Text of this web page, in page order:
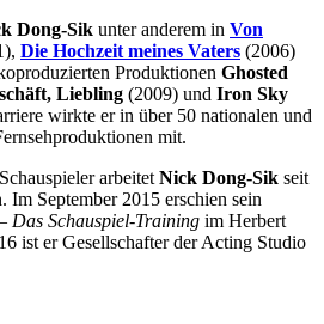
Dong-Sik unter anderem in Von
Die Hochzeit meines Vaters (2006)
Produktionen Ghosted
Liebling (2009) und Iron Sky
wirkte er in über 50 nationalen und
mit.
arbeitet Nick Dong-Sik seit
Im September 2015 erschien sein
Das Schauspiel-Training im Herbert
ist er Gesellschafter der Acting Studio